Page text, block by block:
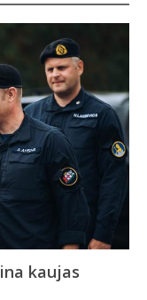
kaujas